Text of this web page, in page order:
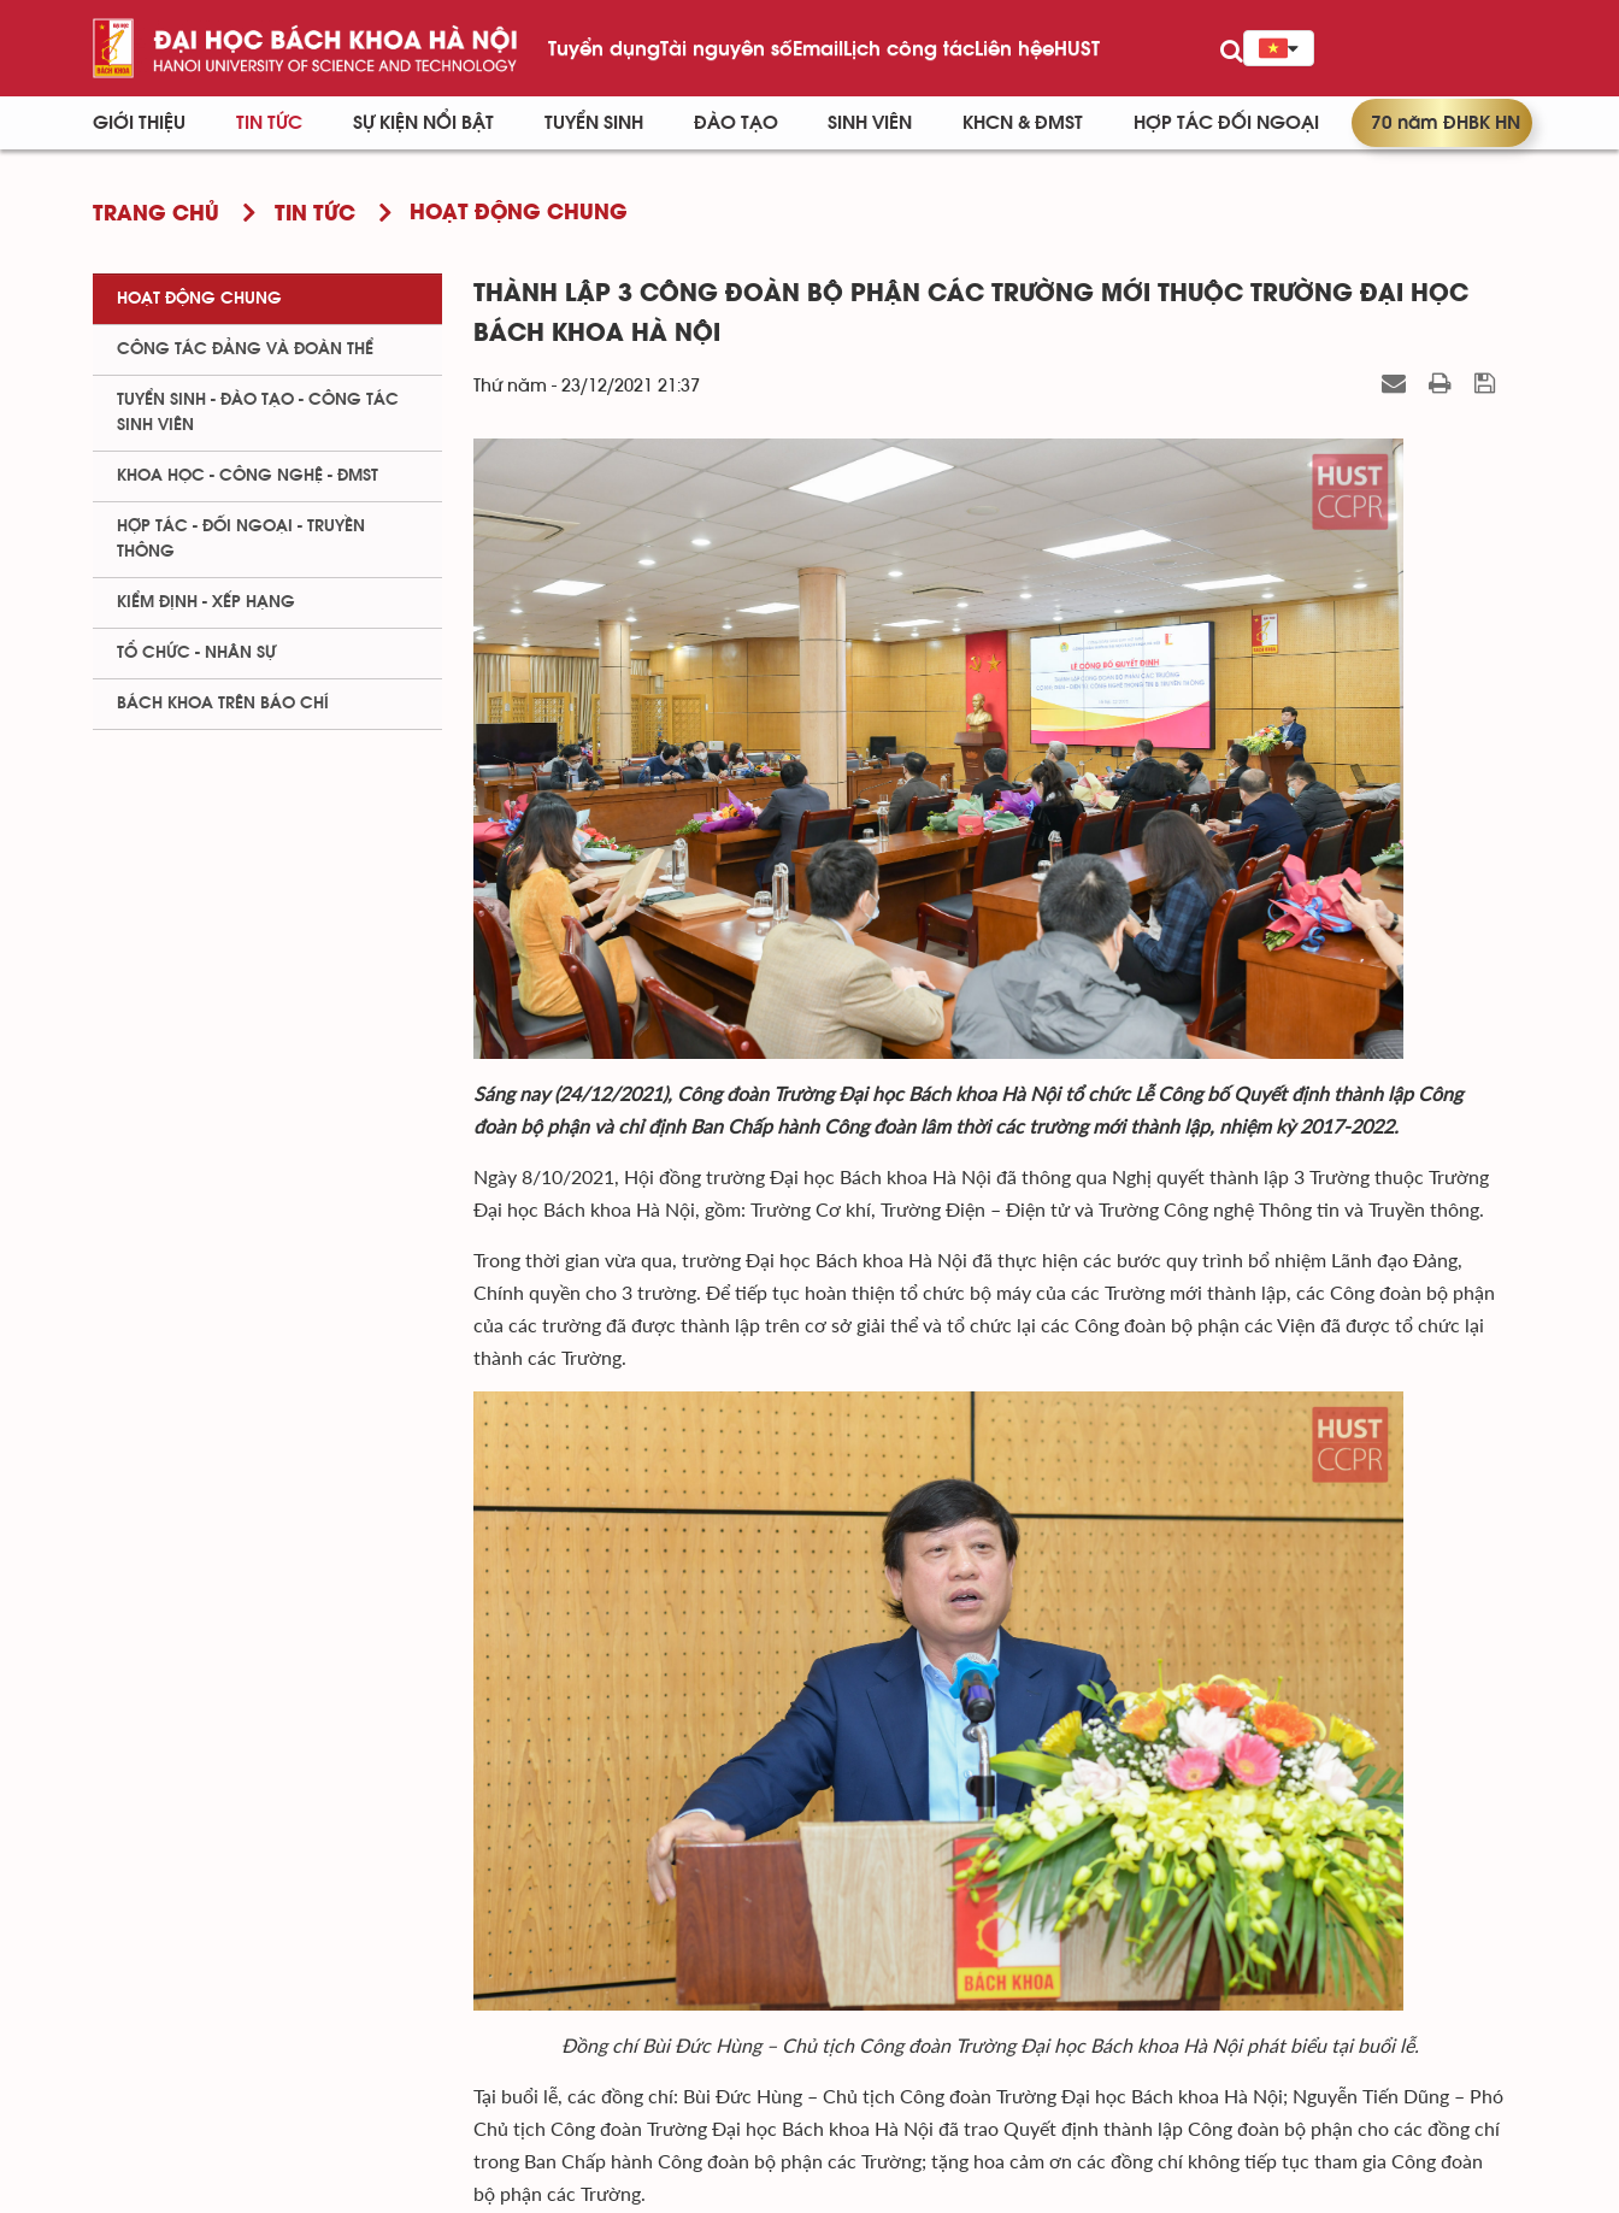
Tuyển dụngTài nguyên sốEmailLịch công tácLiên hệeHUST
GIỚI THIỆU TIN TỨC SỰ KIỆN NỔI BẬT TUYỂN SINH ĐÀO TẠO SINH VIÊN KHCN & ĐMST HỢP TÁC ĐỐI NGOẠI 70 năm ĐHBK HN
TRANG CHỦ TIN TỨC HOẠT ĐỘNG CHUNG
THÀNH LẬP 3 CÔNG ĐOÀN BỘ PHẬN CÁC TRƯỜNG MỚI THUỘC TRƯỜNG ĐẠI HỌC
BÁCH KHOA HÀ NỘI
Thứ năm - 23/12/2021 21:37
Sáng nay (24/12/2021), Công đoàn Trường Đại học Bách khoa Hà Nội tổ chức Lễ Công bố Quyết định thành lập Công
đoàn bộ phận và chỉ định Ban Chấp hành Công đoàn lâm thời các trường mới thành lập, nhiệm kỳ 2017-2022.
Ngày 8/10/2021, Hội đồng trường Đại học Bách khoa Hà Nội đã thông qua Nghị quyết thành lập 3 Trường thuộc Trường
Đại học Bách khoa Hà Nội, gồm: Trường Cơ khí, Trường Điện – Điện tử và Trường Công nghệ Thông tin và Truyền thông.
Trong thời gian vừa qua, trường Đại học Bách khoa Hà Nội đã thực hiện các bước quy trình bổ nhiệm Lãnh đạo Đảng,
Chính quyền cho 3 trường. Để tiếp tục hoàn thiện tổ chức bộ máy của các Trường mới thành lập, các Công đoàn bộ phận
của các trường đã được thành lập trên cơ sở giải thể và tổ chức lại các Công đoàn bộ phận các Viện đã được tổ chức lại
thành các Trường.
Đồng chí Bùi Đức Hùng – Chủ tịch Công đoàn Trường Đại học Bách khoa Hà Nội phát biểu tại buổi lễ.
Tại buổi lễ, các đồng chí: Bùi Đức Hùng – Chủ tịch Công đoàn Trường Đại học Bách khoa Hà Nội; Nguyễn Tiến Dũng – Phó
Chủ tịch Công đoàn Trường Đại học Bách khoa Hà Nội đã trao Quyết định thành lập Công đoàn bộ phận cho các đồng chí
trong Ban Chấp hành Công đoàn bộ phận các Trường; tặng hoa cảm ơn các đồng chí không tiếp tục tham gia Công đoàn
bộ phận các Trường.
HOẠT ĐỘNG CHUNG
CÔNG TÁC ĐẢNG VÀ ĐOÀN THỂ
TUYỂN SINH - ĐÀO TẠO - CÔNG TÁC
SINH VIÊN
KHOA HỌC - CÔNG NGHỆ - ĐMST
HỢP TÁC - ĐỐI NGOẠI - TRUYỀN
THÔNG
KIỂM ĐỊNH - XẾP HẠNG
TỔ CHỨC - NHÂN SỰ
BÁCH KHOA TRÊN BÁO CHÍ